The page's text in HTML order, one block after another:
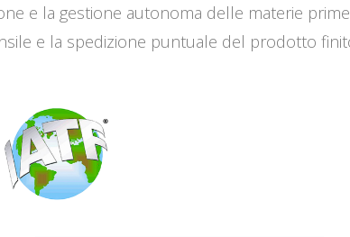
e la gestione autonoma delle materie
e la spedizione puntuale del prodotto